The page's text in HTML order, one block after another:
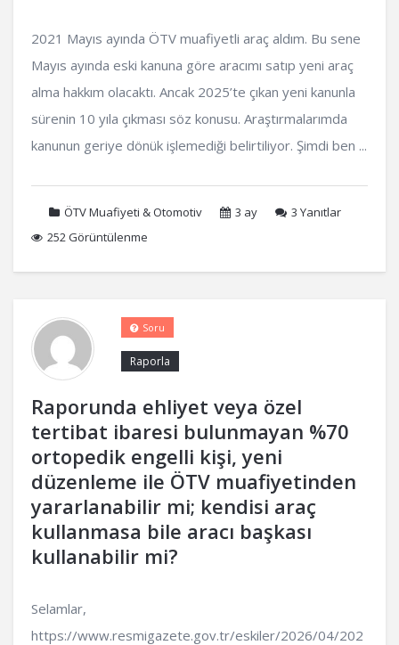
2021 Mayıs ayında ÖTV muafiyetli araç aldım. Bu sene
Mayıs ayında eski kanuna göre aracımı satıp yeni araç
alma hakkım olacaktı. Ancak 2025’te çıkan yeni kanunla
sürenin 10 yıla çıkması söz konusu. Araştırmalarımda
kanunun geriye dönük işlemediği belirtiliyor. Şimdi ben ...
ÖTV Muafiyeti & Otomotiv 3 ay 3 Yanıtlar
252 Görüntülenme
Raporunda ehliyet veya özel
tertibat ibaresi bulunmayan %70
ortopedik engelli kişi, yeni
düzenleme ile ÖTV muafiyetinden
yararlanabilir mi; kendisi araç
kullanmasa bile aracı başkası
kullanabilir mi?
Raporla
Soru
Selamlar,
https://www.resmigazete.gov.tr/eskiler/2026/04/202